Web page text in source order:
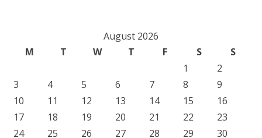
August 2026
M
T W T F S
S
1
2
3
4 5 6 7 8
9
10
11 12 13 14 15
16
17
18 19 20 21 22
23
24
25 26 27 28 29
30